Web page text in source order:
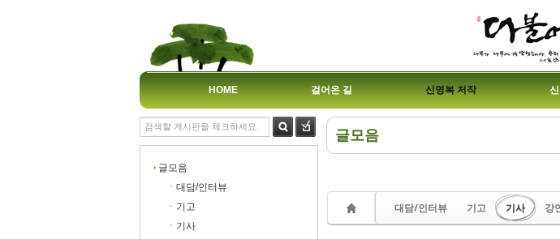
HOME 걸어온 길 신영복 저작
글모음
ㆍ대담/인터뷰
ㆍ기고
ㆍ기사
글모음
대담/인터뷰 기고 기사 강
Sketchbook5, 스케
Sketchbook5, 스케